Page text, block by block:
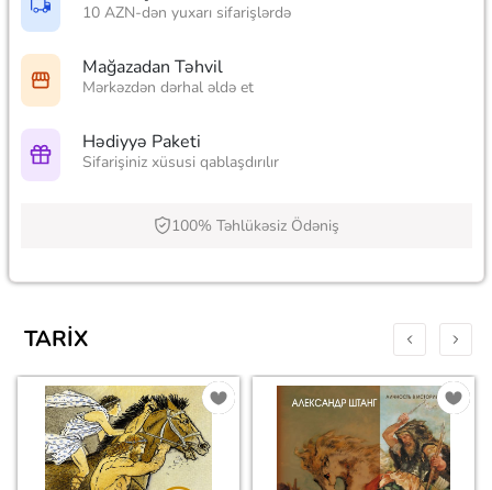
10 AZN-dən yuxarı sifarişlərdə
Mağazadan Təhvil
Mərkəzdən dərhal əldə et
Hədiyyə Paketi
Sifarişiniz xüsusi qablaşdırılır
100% Təhlükəsiz Ödəniş
TARIX